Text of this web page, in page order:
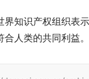
识产权组织表
人类的共同利益。